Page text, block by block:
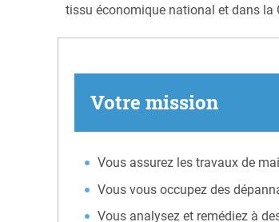
tissu économique national et dans la
Votre mission
Vous assurez les travaux de
Vous vous occupez des
Vous analysez et remédiez à